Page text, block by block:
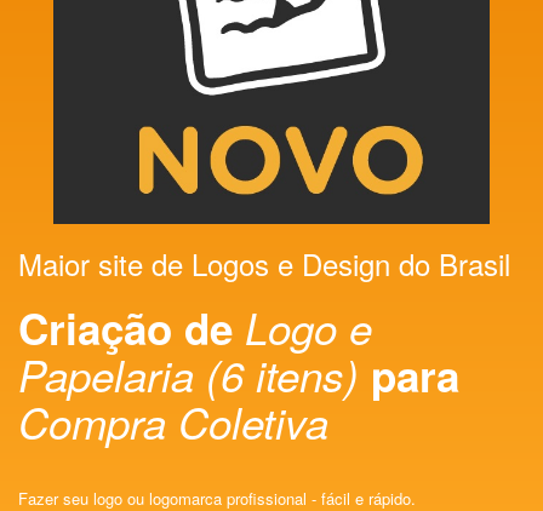
Maior site de Logos e Design do Brasil
Criação de Logo e
Papelaria (6 itens) para
Compra Coletiva
Fazer seu logo ou logomarca profissional - fácil e rápido.